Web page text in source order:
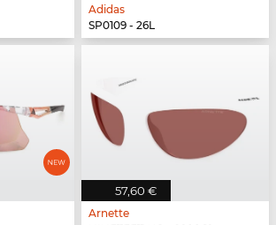
Adidas
SP0109 - 26L
57,60 €
Arnette